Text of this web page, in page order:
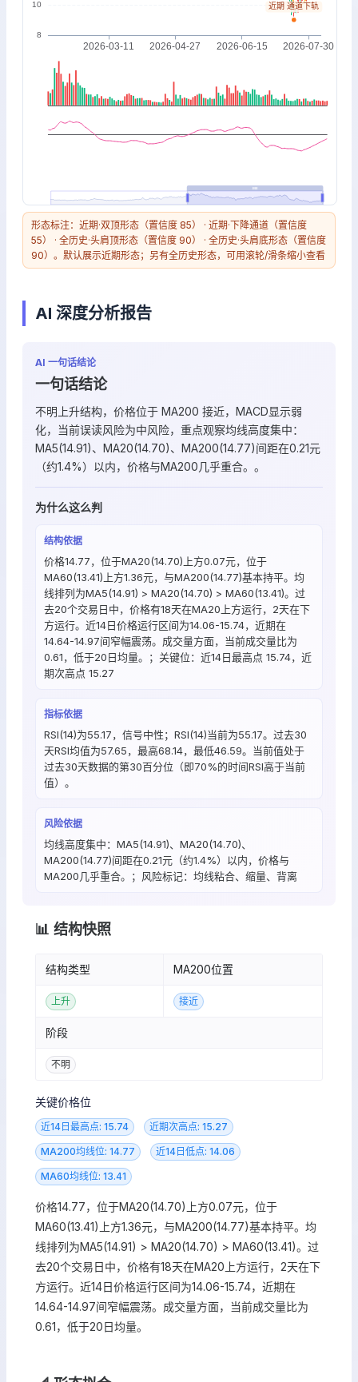
形态标注：近期·双顶形态（置信度 85） · 近期·下降通道（置信度
55） · 全历史·头肩顶形态（置信度 90） · 全历史·头肩底形态（置信度
90）。默认展示近期形态；另有全历史形态，可用滚轮/滑条缩小查看
AI 深度分析报告
AI 一句话结论
一句话结论
不明上升结构，价格位于 MA200 接近，MACD显示弱
化，当前误读风险为中风险，重点观察均线高度集中：
MA5(14.91)、MA20(14.70)、MA200(14.77)间距在0.21元
（约1.4%）以内，价格与MA200几乎重合。。
为什么这么判
结构依据
价格14.77，位于MA20(14.70)上方0.07元，位于
MA60(13.41)上方1.36元，与MA200(14.77)基本持平。均
线排列为MA5(14.91) > MA20(14.70) > MA60(13.41)。过
去20个交易日中，价格有18天在MA20上方运行，2天在下
方运行。近14日价格运行区间为14.06-15.74，近期在
14.64-14.97间窄幅震荡。成交量方面，当前成交量比为
0.61，低于20日均量。；关键位：近14日最高点 15.74，近
期次高点 15.27
指标依据
RSI(14)为55.17，信号中性；RSI(14)当前为55.17。过去30
天RSI均值为57.65，最高68.14，最低46.59。当前值处于
过去30天数据的第30百分位（即70%的时间RSI高于当前
值）。
风险依据
均线高度集中：MA5(14.91)、MA20(14.70)、
MA200(14.77)间距在0.21元（约1.4%）以内，价格与
MA200几乎重合。；风险标记：均线粘合、缩量、背离
📊 结构快照
结构类型 MA200位置
上升 接近
阶段
不明
关键价格位
近14日最高点: 15.74 近期次高点: 15.27
MA200均线位: 14.77 近14日低点: 14.06
MA60均线位: 13.41
价格14.77，位于MA20(14.70)上方0.07元，位于
MA60(13.41)上方1.36元，与MA200(14.77)基本持平。均
线排列为MA5(14.91) > MA20(14.70) > MA60(13.41)。过
去20个交易日中，价格有18天在MA20上方运行，2天在下
方运行。近14日价格运行区间为14.06-15.74，近期在
14.64-14.97间窄幅震荡。成交量方面，当前成交量比为
0.61，低于20日均量。